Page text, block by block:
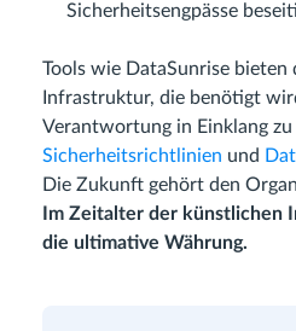
Sicherheitsengpässe
Tools wie DataSunrise bieten
Infrastruktur, die benötigt
Verantwortung in Einklang
Sicherheitsrichtlinien und
Die Zukunft gehört den
Im Zeitalter der künstlichen
die ultimative Währung.